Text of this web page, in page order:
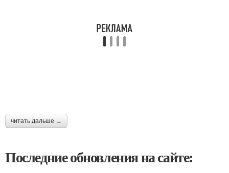
читать дальше →
Последние обновления на сайте: